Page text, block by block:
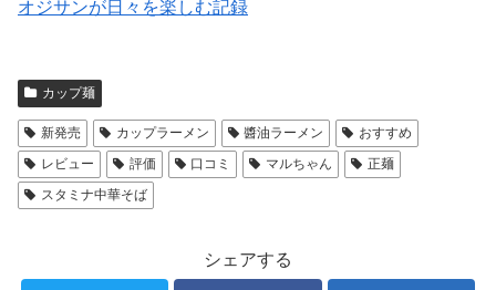
オジサンが日々を楽しむ記録
カップ麺
新発売 カップラーメン 醬油ラーメン
おすすめ
レビュー
評価 口コミ マルちゃん
正麺
スタミナ中華そば
シェアする